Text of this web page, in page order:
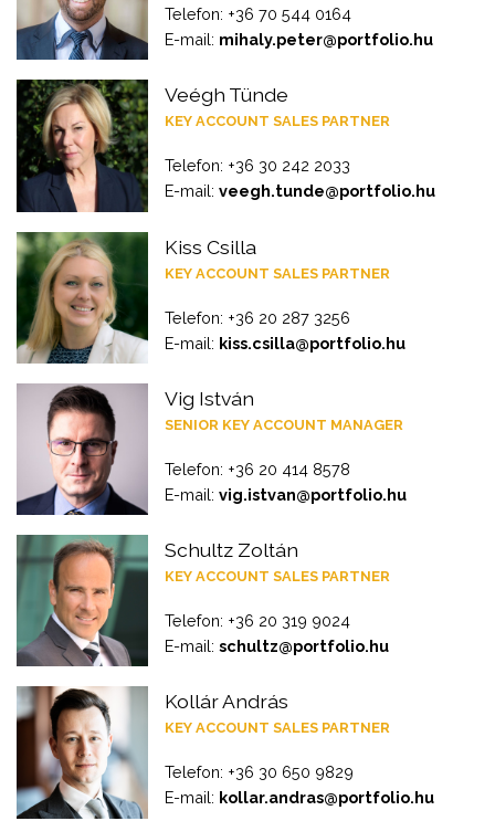
Telefon: +36 70 544 0164
E-mail: mihaly.peter@portfolio.hu
Veégh Tünde
KEY ACCOUNT SALES PARTNER
Telefon: +36 30 242 2033
E-mail:veegh.tunde@portfolio.hu
Kiss Csilla
KEY ACCOUNT SALES PARTNER
Telefon: +36 20 287 3256
E-mail: kiss.csilla@portfolio.hu
Vig István
SENIOR KEY ACCOUNT MANAGER
Telefon: +36 20 414 8578
E-mail:vig.istvan@portfolio.hu
Schultz Zoltán
KEY ACCOUNT SALES PARTNER
Telefon: +36 20 319 9024
E-mail:schultz@portfolio.hu
Kollár András
KEY ACCOUNT SALES PARTNER
Telefon: +36 30 650 9829
E-mail: kollar.andras@portfolio.hu